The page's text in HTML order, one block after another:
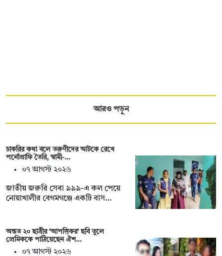
আরও পড়ুন
চাকরির কথা বলে তরুণীদের আটকে রেখে
পর্নোগ্রাফি তৈরি, স্বামী-…
০৭ আগস্ট ২০২৬
জাতীয় জরুরি সেবা ৯৯৯-এ কল পেয়ে
নোয়াখালীর বেগমগঞ্জে একটি বাস…
অন্তত ২০ ছাত্রীর ‘আপত্তিকর’ ছবি তুলে
প্রেমিককে পাঠিয়েছেন ঐশ…
০৭ আগস্ট ২০২৬